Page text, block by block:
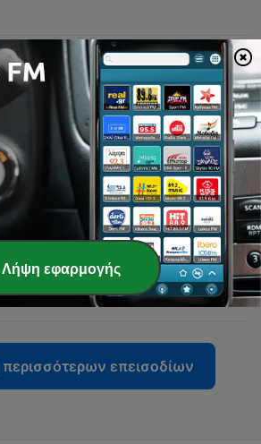
Dance
and Happy New Year
επεισοδίων
Λήψη εφαρμογής